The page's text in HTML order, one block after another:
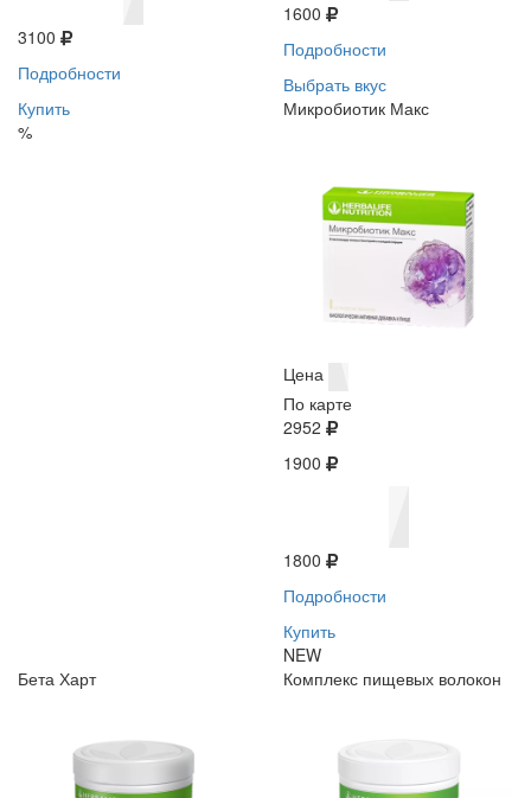
3100
Подробности
Купить
%
1600
Подробности
Выбрать вкус
Микробиотик Макс
Цена
По карте
2952
1900
1800
Подробности
Купить
NEW
Бета Харт
Комплекс пищевых волокон